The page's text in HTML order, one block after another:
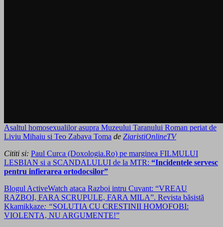
Asaltul homosexualilor asupra Muzeului Taranului Roman periat de
Liviu Mihaiu si Teo Zabava Toma de ZiaristiOnlineTV
Cititi si: Paul Curca (Doxologia.Ro) pe marginea FILMULUI
LESBIAN si a SCANDALULUI de la MTR: “Incidentele servesc
pentru infierarea ortodocsilor”
Blogul ActiveWatch ataca Razboi intru Cuvant: “VREAU
RAZBOI, FARA SCRUPULE, FARA MILA”. Revista băsistă
Kkamikkaze: “SOLUTIA CU CRESTINII HOMOFOBI:
VIOLENTA, NU ARGUMENTE!”